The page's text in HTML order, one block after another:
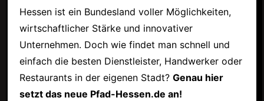
Hessen ist ein Bundesland voller Möglichkeiten,
wirtschaftlicher Stärke und innovativer
Unternehmen. Doch wie findet man schnell und
einfach die besten Dienstleister, Handwerker oder
Restaurants in der eigenen Stadt? Genau hier
setzt das neue Pfad-Hessen.de an!